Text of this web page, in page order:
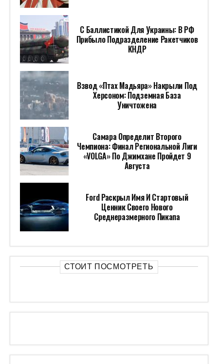
С Баллистикой Для Украины: В РФ
Прибыло Подразделение Ракетчиков
КНДР
Взвод «Птах Мадьяра» Накрыли Под
Херсоном: Подземная База
Уничтожена
Самара Определит Второго
Чемпиона: Финал Региональной Лиги
«VOLGA» По Джимхане Пройдет 9
Августа
Ford Раскрыл Имя И Стартовый
Ценник Своего Нового
Среднеразмерного Пикапа
СТОИТ ПОСМОТРЕТЬ